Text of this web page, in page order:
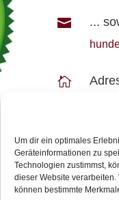
Um dir ein optimales
Geräteinformationen zu
Technologien zustimmst,
dieser Website
können bestimmte
 ...
